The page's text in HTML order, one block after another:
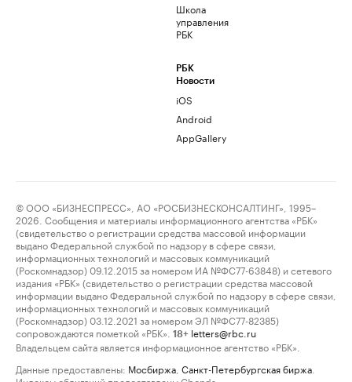
Школа
управления
РБК
РБК
Новости
iOS
Android
AppGallery
© ООО «БИЗНЕСПРЕСС», АО «РОСБИЗНЕСКОНСАЛТИНГ», 1995–
2026. Сообщения и материалы информационного агентства «РБК»
(свидетельство о регистрации средства массовой информации
выдано Федеральной службой по надзору в сфере связи,
информационных технологий и массовых коммуникаций
(Роскомнадзор) 09.12.2015 за номером ИА №ФС77-63848) и сетевого
издания «РБК» (свидетельство о регистрации средства массовой
информации выдано Федеральной службой по надзору в сфере связи,
информационных технологий и массовых коммуникаций
(Роскомнадзор) 03.12.2021 за номером ЭЛ №ФС77-82385)
сопровождаются пометкой «РБК».
18+ letters@rbc.ru
Владельцем сайта является информационное агентство «РБК».
Данные предоставлены: Мосбиржа Санкт-Петербургская биржа